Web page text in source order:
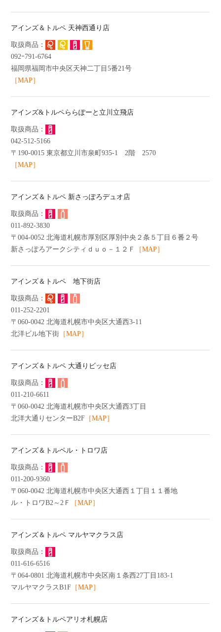
アインズ＆トルペ 天神西通り店
092ｰ791-6764
福岡県福岡市中央区天神二丁目5番21号
［MAP］
アインズ&トルペららぽーと立川立飛店
042-512-5166
〒190-0015 東京都立川市泉町935-1 2階 2570
［MAP］
アインズ＆トルペ 新さっぽろデュオ店
011-892-3830
〒004-0052 北海道札幌市厚別区厚別中央２条５丁目６番２号
新さっぽろアークシティｄｕｏ－１２Ｆ
［MAP］
アインズ＆トルペ 地下街店
011-252-2201
〒060-0042 北海道札幌市中央区大通西3-11
北洋ビル地下街 ［MAP］
アインズ＆トルペ 大通りビッセ店
011-210-6611
〒060-0042 北海道札幌市中央区大通西3丁目
北洋大通りセンターB2F ［MAP］
アインズ＆トルペル・トロワ店
011-200-9360
〒060-0042 北海道札幌市中央区大通西１丁目１１番地
ル・トロワB2～2Ｆ
［MAP］
アインズ＆トルペ マルヤマクラス店
011-616-6516
〒064-0801 北海道札幌市中央区南１条西27丁目183-1
マルヤマクラスB1F ［MAP］
アインズ＆トルペアリオ札幌店